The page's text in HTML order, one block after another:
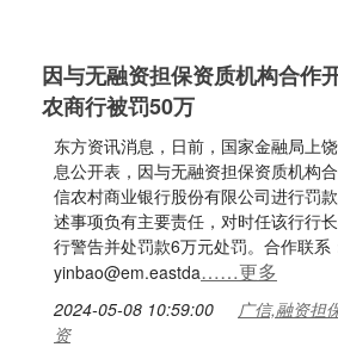
因与无融资担保资质机构合作
农商行被罚50万
东方资讯消息，日前，国家金融局上
息公开表，因与无融资担保资质机构
信农村商业银行股份有限公司进行罚
述事项负有主要责任，对时任该行行
行警告并处罚款6万元处罚。合作联系
yinbao@em.eastda……更多
2024-05-08 10:59:00
广信,融资担
资